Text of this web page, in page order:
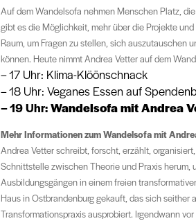
Auf dem Wandelsofa nehmen Menschen Platz,
gibt es die Möglichkeit, mehr über die Projekte
Raum, um Fragen zu stellen, sich auszutauschen
können. Heute nimmt Andrea Vetter auf dem
– 17 Uhr: Klima-Klöönschnack
– 18 Uhr: Veganes Essen auf
– 19 Uhr:Wandelsofa mit Andrea
Mehr Informationen zum Wandelsofa mit
Andrea Vetter schreibt, forscht, erzählt,
Schnittstelle zwischen Theorie und Praxis
Ausbildungsgängen in einem freien
Haus in Ostbrandenburg gekauft, das sich
Transformationspraxis ausprobiert. Irgendwann